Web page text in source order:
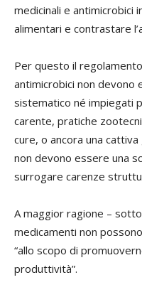
medicinali e antimicrobici
alimentari e contrastare
Per questo il
antimicrobici non devono
sistematico né impiegati
carente, pratiche
cure, o ancora una
non devono essere una
surrogare carenze
A maggior ragione –
medicamenti non
“allo scopo di
produttività”.